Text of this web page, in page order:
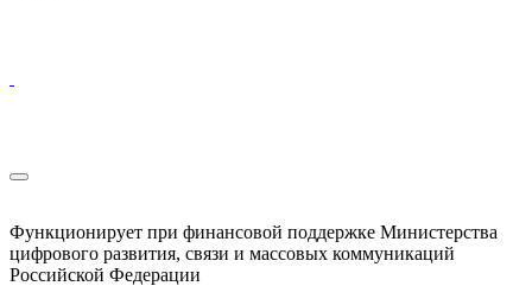
Функционирует при финансовой поддержке Министерства
цифрового развития, связи и массовых коммуникаций
Российской Федерации